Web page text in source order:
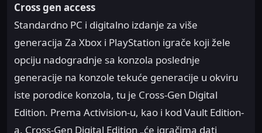
Cross gen access
Standardno PC i digitalno izdanje za više
generacija Za Xbox i PlayStation igrače koji žele
opciju nadogradnje sa konzola poslednje
generacije na konzole tekuće generacije u okviru
iste porodice konzola, tu je Cross-Gen Digital
Edition. Prema Activision-u, kao i kod Vault Edition-
a, Cross-Gen Digital Edition „će igračima dati